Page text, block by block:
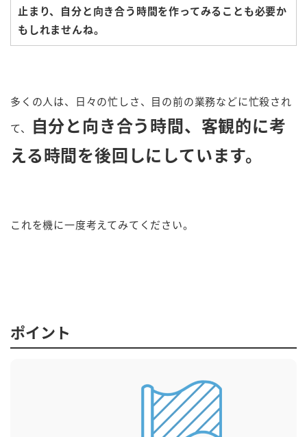
止まり、自分と向き合う時間を作ってみることも必要か
もしれませんね。
多くの人は、日々の忙しさ、目の前の業務などに忙殺され
て、
自分と向き合う時間、客観的に考
える時間を後回しにしています。
これを機に一度考えてみてください。
ポイント